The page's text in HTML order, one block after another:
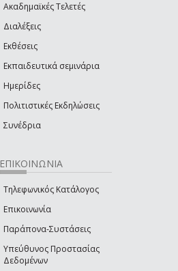
Ακαδημαϊκές Τελετές
Διαλέξεις
Εκθέσεις
Εκπαιδευτικά σεμινάρια
Ημερίδες
Πολιτιστικές Εκδηλώσεις
Συνέδρια
ΕΠΙΚΟΙΝΩΝΙΑ
Τηλεφωνικός Κατάλογος
Επικοινωνία
Παράπονα-Συστάσεις
Υπεύθυνος Προστασίας
Δεδομένων